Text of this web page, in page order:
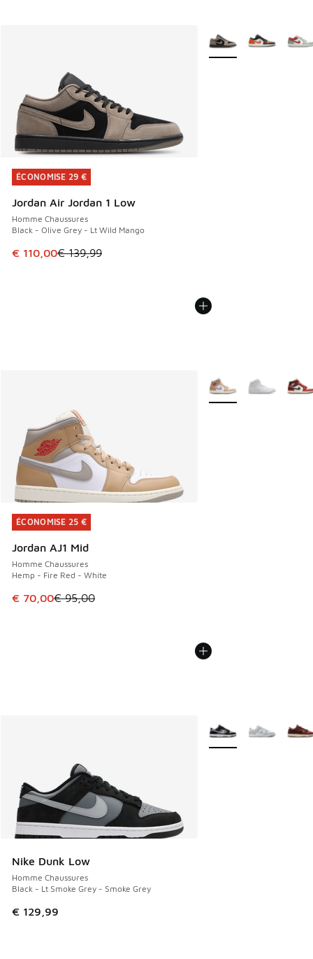
ÉCONOMISE 29 €
Jordan Air Jordan 1 Low
Homme Chaussures
Black - Olive Grey - Lt Wild Mango
Cet article est en promotion. Prix en baisse de € 139,99 à
€ 110,00€ 139,99
ÉCONOMISE 29 €
Plus de couleurs
ÉCONOMISE 25 €
Jordan AJ1 Mid
Homme Chaussures
Hemp - Fire Red - White
Cet article est en promotion. Prix en baisse de € 95,00 à
€ 70,00€ 95,00
ÉCONOMISE 25 €
Plus de couleurs
Nike Dunk Low
Homme Chaussures
Black - Lt Smoke Grey - Smoke Grey
€ 129,99
Plus de couleurs